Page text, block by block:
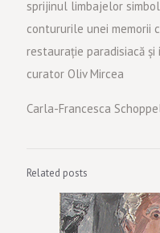
sprijinul limbajelor
contururile unei memorii
restaurație paradisiacă
curator Oliv Mircea
Carla-Francesca
Related posts